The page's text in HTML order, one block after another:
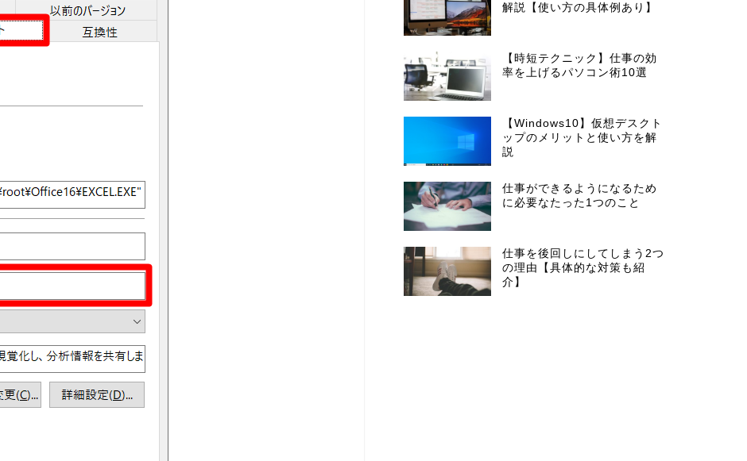
解説【使い方の具体例あり】
【時短テクニック】仕事の効
率を上げるパソコン術10選
【Windows10】仮想デスクト
ップのメリットと使い方を解
説
仕事ができるようになるため
に必要なたった1つのこと
仕事を後回しにしてしまう2つ
の理由【具体的な対策も紹
介】